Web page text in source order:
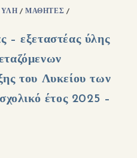
ΎΛΗ /ΜΑΘΗΤΈΣ /
– εξεταστέας ύλης
του Λυκείου των
έτος 2025 –